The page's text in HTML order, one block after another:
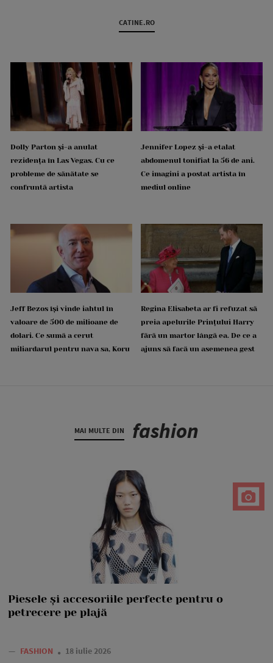
CATINE.RO
Dolly Parton și-a anulat
rezidența în Las Vegas. Cu ce
probleme de sănătate se
confruntă artista
Jennifer Lopez și-a etalat
abdomenul tonifiat la 56 de ani.
Ce imagini a postat artista în
mediul online
Jeff Bezos își vinde iahtul în
valoare de 500 de milioane de
dolari. Ce sumă a cerut
miliardarul pentru nava sa, Koru
Regina Elisabeta ar fi refuzat să
preia apelurile Prințului Harry
fără un martor lângă ea. De ce a
ajuns să facă un asemenea gest
MAI MULTE DIN fashion
Piesele și accesoriile perfecte pentru o
petrecere pe plajă
— FASHION 18 iulie 2026